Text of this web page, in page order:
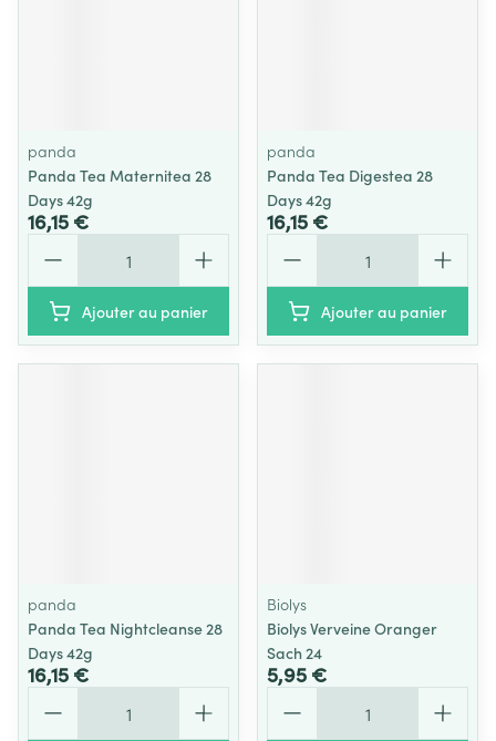
panda
Panda Tea Maternitea 28
Days 42g
16,15 €
Ajouter au panier
panda
Panda Tea Digestea 28
Days 42g
16,15 €
Ajouter au panier
panda
Panda Tea Nightcleanse 28
Days 42g
16,15 €
Biolys
Biolys Verveine Oranger
Sach 24
5,95 €